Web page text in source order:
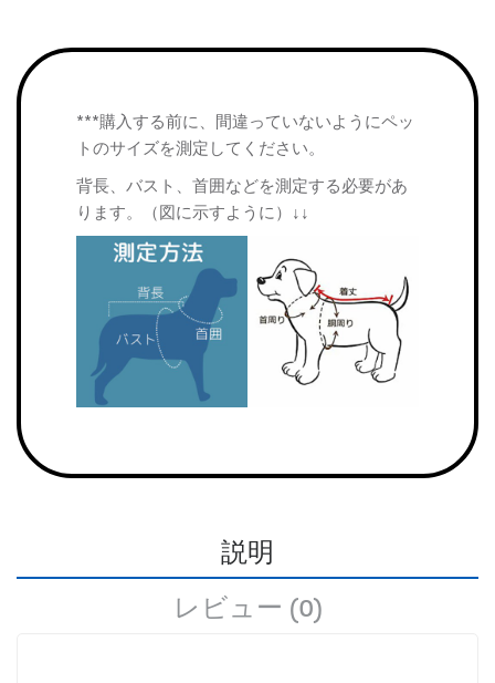
***購入する前に、間違っていないようにペッ
トのサイズを測定してください。
背長、バスト、首囲などを測定する必要があ
ります。（図に示すように）↓↓
説明
レビュー (0)